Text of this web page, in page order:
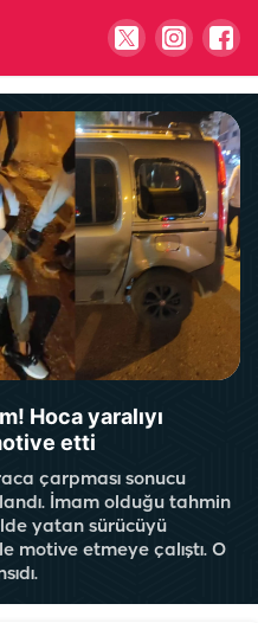
Hoca yaralıyı
etti
çarpması sonucu
İmam olduğu tahmin
yatan sürücüyü
motive etmeye çalıştı. O
teslim oldu!